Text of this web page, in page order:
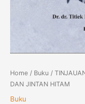
Home / Buku /
DAN JINTAN HITAM
Buku